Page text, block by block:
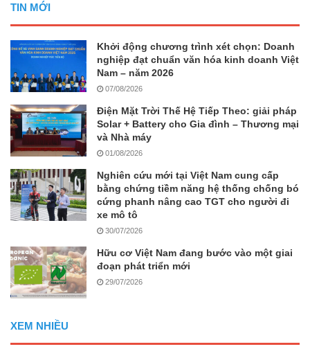
TIN MỚI
Khởi động chương trình xét chọn: Doanh
nghiệp đạt chuẩn văn hóa kinh doanh Việt
Nam – năm 2026
07/08/2026
Điện Mặt Trời Thế Hệ Tiếp Theo: giải pháp
Solar + Battery cho Gia đình – Thương mại
và Nhà máy
01/08/2026
Nghiên cứu mới tại Việt Nam cung cấp
bằng chứng tiềm năng hệ thống chống bó
cứng phanh nâng cao TGT cho người đi
xe mô tô
30/07/2026
Hữu cơ Việt Nam đang bước vào một giai
đoạn phát triển mới
29/07/2026
XEM NHIỀU